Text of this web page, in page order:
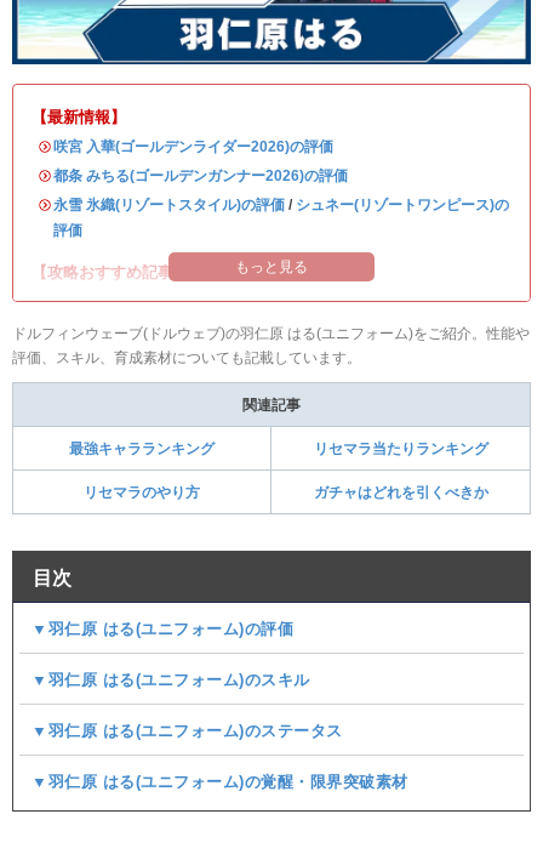
【最新情報】
・咲宮 入華(ゴールデンライダー2026)の評価
・都条 みちる(ゴールデンガンナー2026)の評価
・永雪 氷織(リゾートスタイル)の評価 / シュネー(リゾートワンピース)の
評価
【攻略おすすめ記事】 もっと見る
ドルフィンウェーブ(ドルウェブ)の羽仁原 はる(ユニフォーム)をご紹介。性能や
評価、スキル、育成素材についても記載しています。
関連記事
最強キャラランキング リセマラ当たりランキング
リセマラのやり方 ガチャはどれを引くべきか
目次
▼羽仁原 はる(ユニフォーム)の評価
▼羽仁原 はる(ユニフォーム)のスキル
▼羽仁原 はる(ユニフォーム)のステータス
▼羽仁原 はる(ユニフォーム)の覚醒・限界突破素材